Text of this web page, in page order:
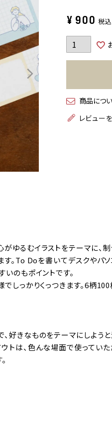
¥ 900 税込
商品につ
レビュー
ゆるむイラストをテーマに、
。To Doを書いてデスクやパ
のもポイントです。
しっかりくっつきます。6柄
きなものをテーマにしようと
トは、色んな場面で使ってい